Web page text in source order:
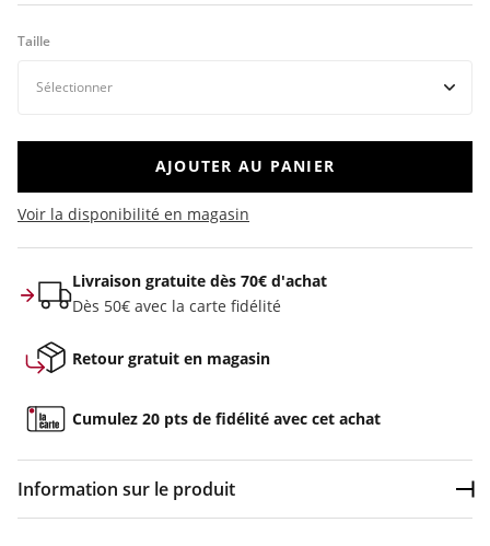
Taille
AJOUTER AU PANIER
Voir la disponibilité en magasin
Livraison gratuite dès 70€ d'achat
Dès 50€ avec la carte fidélité
Retour gratuit en magasin
Cumulez 20 pts de fidélité avec cet achat
Information sur le produit